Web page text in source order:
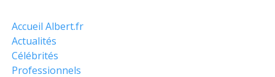
Accueil Albert.fr
Actualités
Célébrités
Professionnels